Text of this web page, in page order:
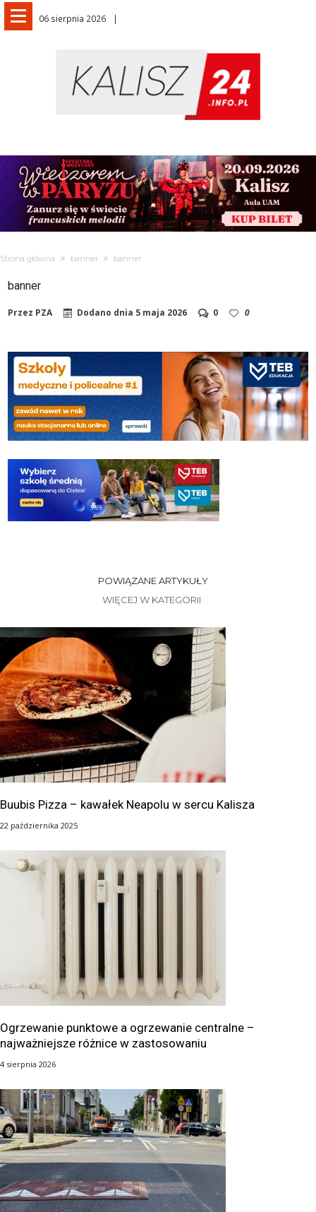
06 sierpnia 2026
Strona główna banner banner
banner
Przez PZA Dodano dnia 5 maja 2026 0 0
POWIĄZANE ARTYKUŁY
WIĘCEJ W KATEGORII
Buubis Pizza – kawałek Neapolu w sercu Kalisza
22 października 2025
Ogrzewanie punktowe a ogrzewanie centralne –
najważniejsze różnice w zastosowaniu
4 sierpnia 2026